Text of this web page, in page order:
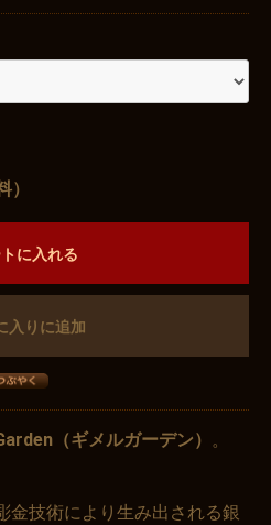
に入れる
入りに追加
（ギメルガーデン） 。
金技術により生み出される銀